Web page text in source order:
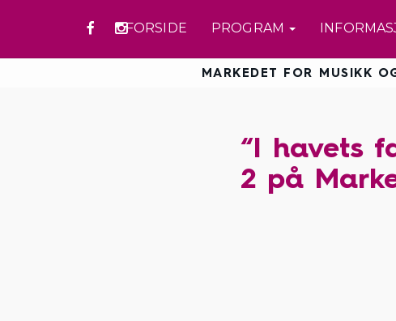
FORSIDE PROGRAM
MARKEDET FOR MUSIKK
“I havets
2 på